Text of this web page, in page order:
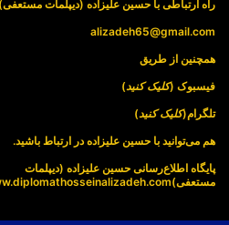
راه ارتباطی با حسین علیزاده (دیپلمات مستعفی)
alizadeh65@gmail.com
همچنین از طریق
فیسبوک (کلیک کنید)
تلگرام(کلیک کنید)
هم می‌توانید با حسین علیزاده در ارتباط باشید.
پایگاه اطلاع‌رسانی حسین علیزاده (دیپلمات
مستعفی)